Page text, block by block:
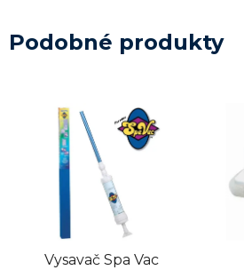
Podobné produkty
Vysavač Spa Vac